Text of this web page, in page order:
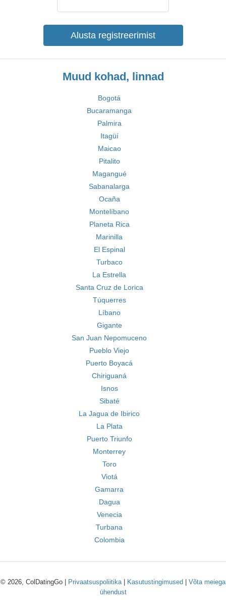
Alusta registreerimist
Muud kohad, linnad
Bogotá
Bucaramanga
Palmira
Itagüí
Maicao
Pitalito
Magangué
Sabanalarga
Ocaña
Montelíbano
Planeta Rica
Marinilla
El Espinal
Turbaco
La Estrella
Santa Cruz de Lorica
Túquerres
Líbano
Gigante
San Juan Nepomuceno
Pueblo Viejo
Puerto Boyacá
Chiriguaná
Isnos
Sibaté
La Jagua de Ibirico
La Plata
Puerto Triunfo
Monterrey
Toro
Viotá
Gamarra
Dagua
Venecia
Turbana
Colombia
© 2026, ColDatingGo | Privaatsuspoliitika| Kasutustingimused
Võta meiega
ühendust